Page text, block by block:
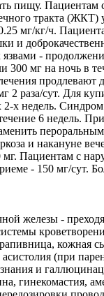
пищу. Пациентам
тракта (ЖКТ)
мг/кг/ч.
и
язвами -
300 мг на ночь в
2 раза/сут. Для
х недель.
6 недель.
и накануне
мг. Пациентам с
- 150 мг/сут.
железы -
кожная
асистолия (при
и
гинекомастия,